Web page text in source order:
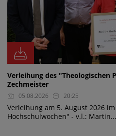
Verleihung des "Theologischen
Zechmeister
05.08.2026 20:25
Verleihung am 5. August 2026
Hochschulwochen" - v.l.: Martin...